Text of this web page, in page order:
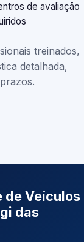
de avaliação
treinados,
detalhada,
de Veículos
das